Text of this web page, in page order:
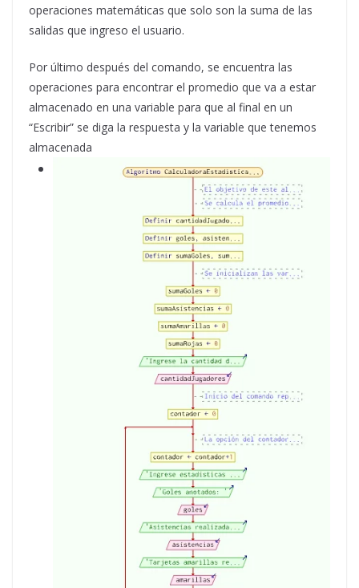
operaciones matemáticas que solo son la suma de las
salidas que ingreso el usuario.
Por último después del comando, se encuentra las
operaciones para encontrar el promedio que va a estar
almacenado en una variable para que al final en un
“Escribir” se diga la respuesta y la variable que tenemos
almacenada